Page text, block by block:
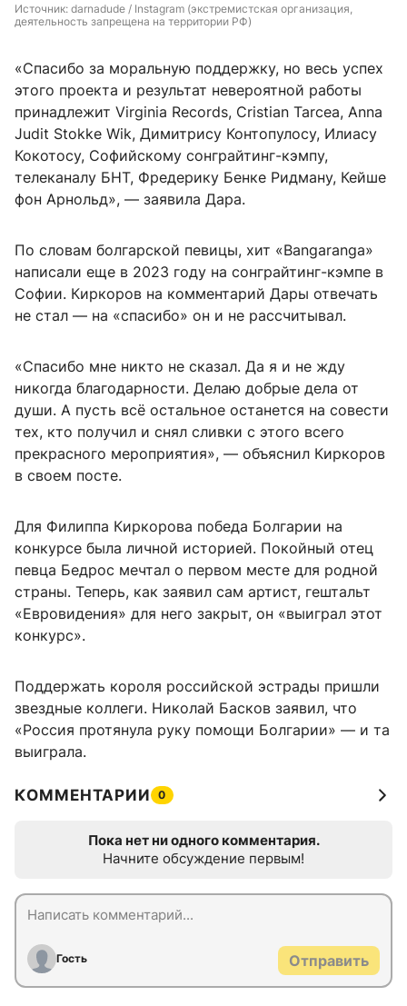
Источник: darnadude / Instagram (экстремистская организация,
деятельность запрещена на территории РФ)
«Спасибо за моральную поддержку, но весь успех
этого проекта и результат невероятной работы
принадлежит Virginia Records, Cristian Tarcea, Anna
Judit Stokke Wik, Димитрису Контопулосу, Илиасу
Кокотосу, Софийскому сонграйтинг-кэмпу,
телеканалу БНТ, Фредерику Бенке Ридману, Кейше
фон Арнольд», — заявила Дара.
По словам болгарской певицы, хит «Bangaranga»
написали еще в 2023 году на сонграйтинг-кэмпе в
Софии. Киркоров на комментарий Дары отвечать
не стал — на «спасибо» он и не рассчитывал.
«Спасибо мне никто не сказал. Да я и не жду
никогда благодарности. Делаю добрые дела от
души. А пусть всё остальное останется на совести
тех, кто получил и снял сливки с этого всего
прекрасного мероприятия», — объяснил Киркоров
в своем посте.
Для Филиппа Киркорова победа Болгарии на
конкурсе была личной историей. Покойный отец
певца Бедрос мечтал о первом месте для родной
страны. Теперь, как заявил сам артист, гештальт
«Евровидения» для него закрыт, он «выиграл этот
конкурс».
Поддержать короля российской эстрады пришли
звездные коллеги. Николай Басков заявил, что
«Россия протянула руку помощи Болгарии» — и та
выиграла.
КОММЕНТАРИИ 0
Пока нет ни одного комментария.
Начните обсуждение первым!
Гость Отправить